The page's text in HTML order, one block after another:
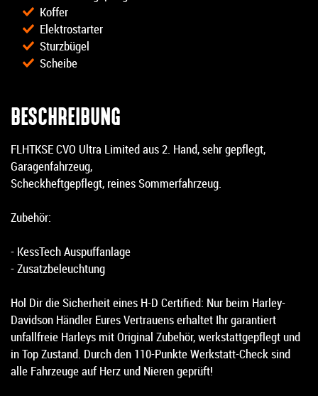
Koffer
Elektrostarter
Sturzbügel
Scheibe
BESCHREIBUNG
FLHTKSE CVO Ultra Limited aus 2. Hand, sehr gepflegt,
Garagenfahrzeug,
Scheckheftgepflegt, reines Sommerfahrzeug.
Zubehör:
- KessTech Auspuffanlage
- Zusatzbeleuchtung
Hol Dir die Sicherheit eines H-D Certified: Nur beim Harley-
Davidson Händler Eures Vertrauens erhaltet Ihr garantiert
unfallfreie Harleys mit Original Zubehör, werkstattgepflegt und
in Top Zustand. Durch den 110-Punkte Werkstatt-Check sind
alle Fahrzeuge auf Herz und Nieren geprüft!